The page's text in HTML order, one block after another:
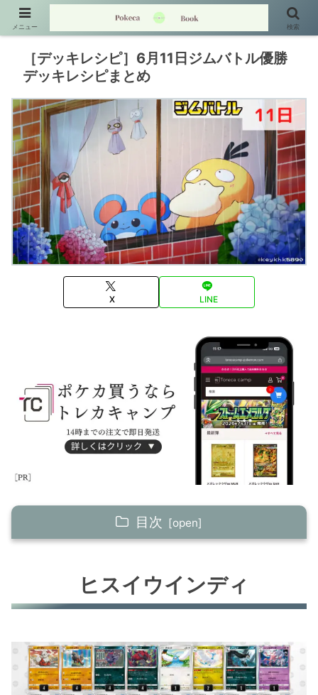
［デッキレシピ］6月11日ジムバトル優勝
デッキレシピまとめ
X LINE
目次
ヒスイヌメルゴンV+ジュラルドンV
インテレオン＋ダストダス
リザードンV
ヒスイウインディ
メニュー 検索